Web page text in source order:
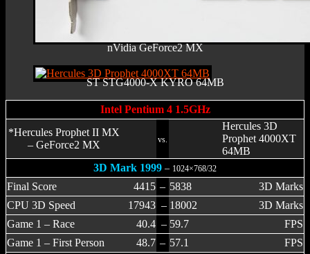
nVidia GeForce2 MX
ST STG4000-X KYRO 64MB
Intel Pentium 4 1.5GHz
*Hercules Prophet II MX
– GeForce2 MX
vs.
Hercules 3D
Prophet 4000XT
64MB
3D Mark 1999 – 1024×768/32
Final Score 4415 – 5838
3D Marks
CPU 3D Speed
17943 – 18002
3D Marks
Game 1 – Race
40.4 – 59.7
FPS
Game 1 – First Person
48.7 – 57.1
FPS